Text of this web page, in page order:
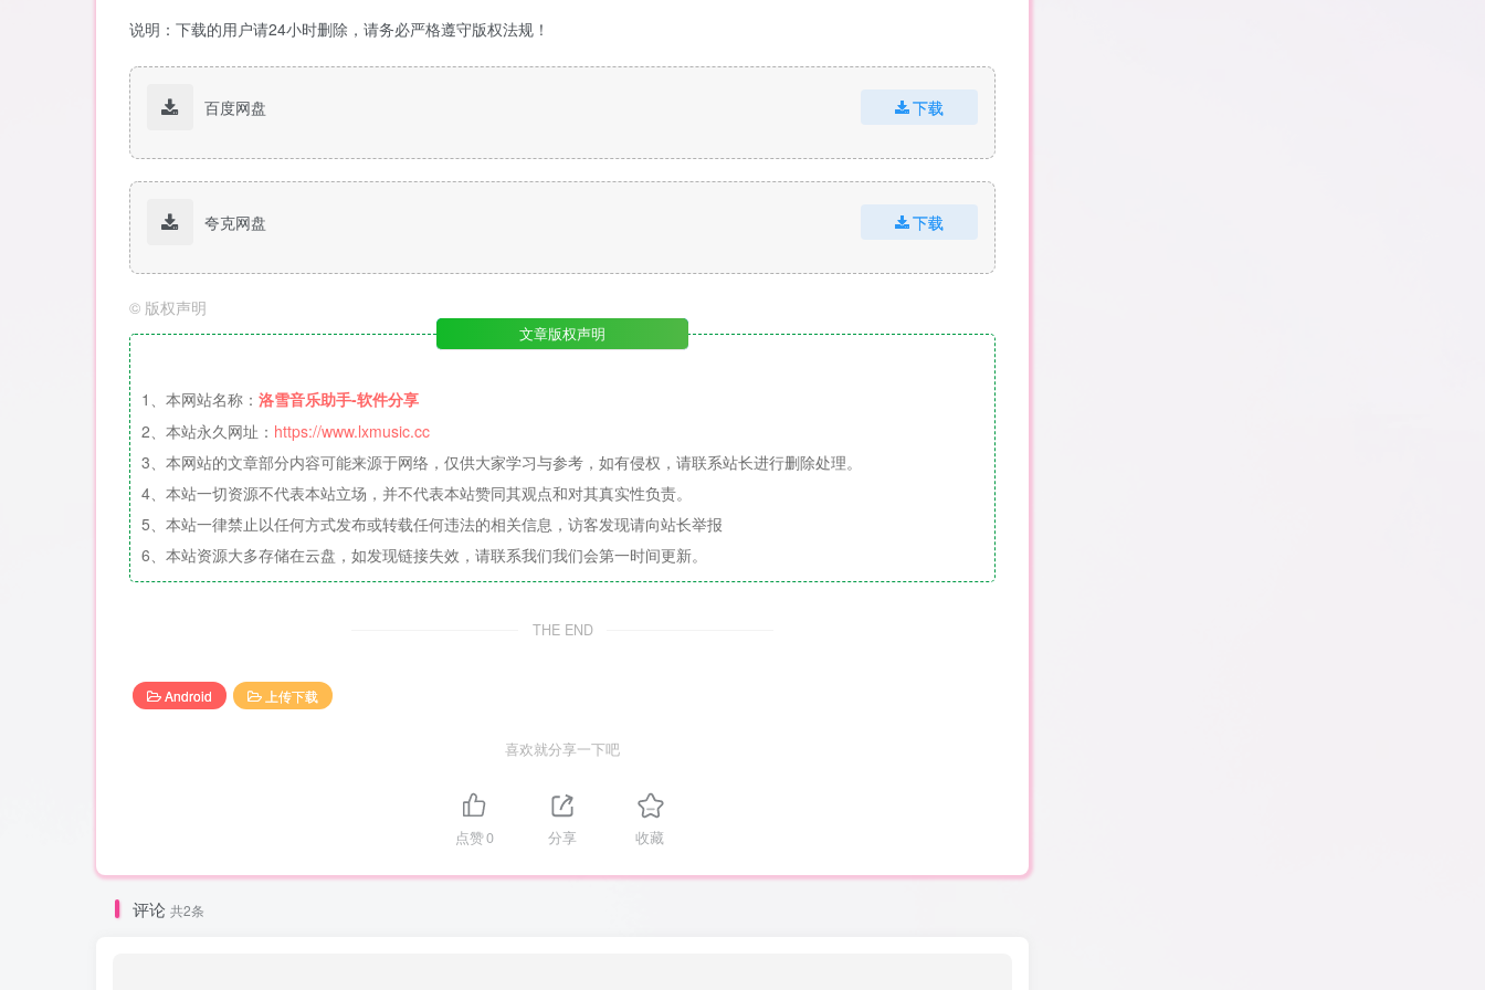
说明：下载的用户请24小时删除，请务必严格遵守版权法规！
百度网盘 下载
夸克网盘 下载
© 版权声明
文章版权声明
1、本网站名称： 洛雪音乐助手-软件分享
2、本站永久网址： https://www.lxmusic.cc
3、本网站的文章部分内容可能来源于网络，仅供大家学习与参考，如有侵权，请联系站长进行删除处理。
4、本站一切资源不代表本站立场，并不代表本站赞同其观点和对其真实性负责。
5、本站一律禁止以任何方式发布或转载任何违法的相关信息，访客发现请向站长举报
6、本站资源大多存储在云盘，如发现链接失效，请联系我们我们会第一时间更新。
THE END
Android 上传下载
喜欢就分享一下吧
点赞0 分享 收藏
评论 共2条